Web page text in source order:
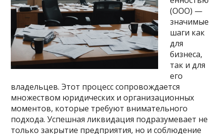
(ООО) —
значимые
шаги как
для
бизнеса,
так и для
его
владельцев. Этот процесс сопровождается
множеством юридических и организационных
моментов, которые требуют внимательного
подхода. Успешная ликвидация подразумевает не
только закрытие предприятия, но и соблюдение